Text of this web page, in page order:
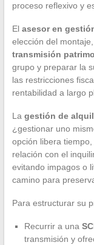
proceso reflexivo y
El asesor en
elección del
transmisión
grupo y preparar la
las restricciones
rentabilidad a largo
La gestión de
¿gestionar uno
opción libera
relación con el
evitando impagos o
camino para
Para estructurar su
Recurrir a una
transmisión y